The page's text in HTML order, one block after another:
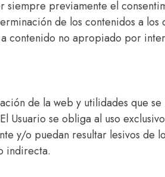
siempre previamente el
de los contenidos a
contenido no apropiado por
de la web y utilidades que
Usuario se obliga al uso
y/o puedan resultar lesivos de
indirecta.